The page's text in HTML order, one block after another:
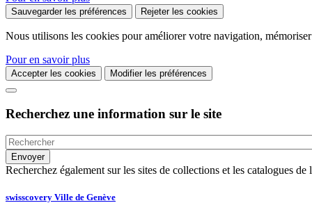
Sauvegarder les préférences Rejeter les cookies
Nous utilisons les cookies pour améliorer votre navigation,
Pour en savoir plus
Accepter les cookies Modifier les préférences
Recherchez une information sur le site
Recherchez également sur les sites de collections et les catalogues
swisscovery Ville de Genève